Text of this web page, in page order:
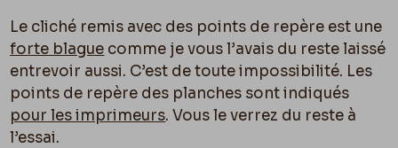
Le cliché remis avec des points de repère est une
forte blague comme je vous l’avais du reste laissé
entrevoir aussi. C’est de toute impossibilité. Les
points de repère des planches sont indiqués
pour les imprimeurs. Vous le verrez du reste à
l’essai.